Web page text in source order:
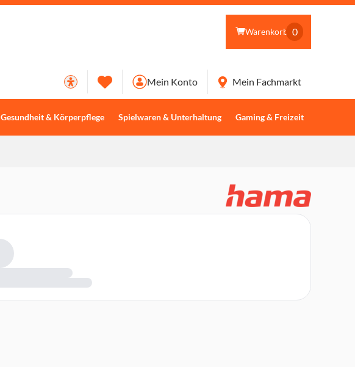
Warenkorb 0
Gesundheit & Körperpflege Spielwaren & Unterhaltung Gaming & Freizeit
Mein Konto Mein Fachmarkt